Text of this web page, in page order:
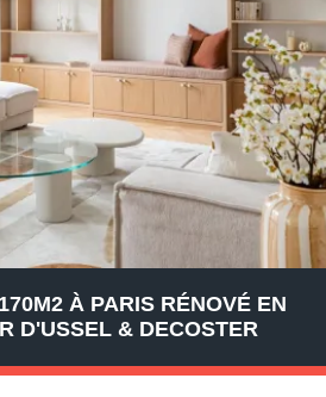
À PARIS RÉNOVÉ EN
D'USSEL & DECOSTER